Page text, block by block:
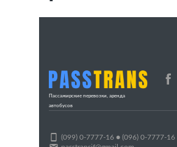
Пассажирские перевозки, аренда
автобусов
(099) 0-7777-16 ● (096) 0-7777-16